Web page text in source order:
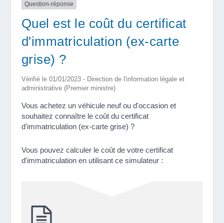
Question-réponse
Quel est le coût du certificat
d'immatriculation (ex-carte
grise) ?
Vérifié le 01/01/2023 - Direction de l'information légale et
administrative (Premier ministre)
Vous achetez un véhicule neuf ou d'occasion et
souhaitez connaître le coût du certificat
d'immatriculation (ex-carte grise) ?
Vous pouvez calculer le coût de votre certificat
d'immatriculation en utilisant ce simulateur :